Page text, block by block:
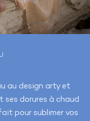
au design arty et
ses dorures à chaud
pour sublimer vos